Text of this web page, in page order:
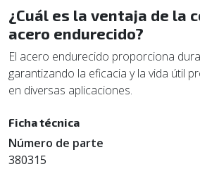
¿Cuál es la ventaja de la
acero endurecido?
El acero endurecido proporciona
garantizando la eficacia y la vida útil
en diversas aplicaciones.
Ficha técnica
Número de parte
380315